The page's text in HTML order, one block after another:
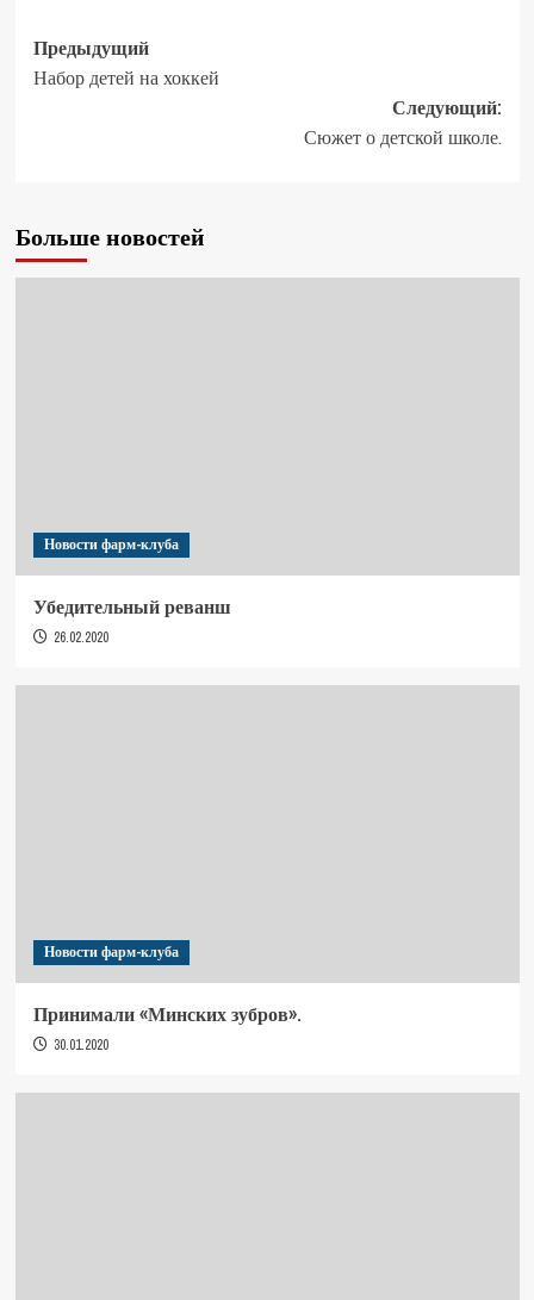
Предыдущий
Набор детей на хоккей
Следующий:
Сюжет о детской школе.
Больше новостей
Новости фарм-клуба
Убедительный реванш
26.02.2020
Новости фарм-клуба
Принимали «Минских зубров».
30.01.2020